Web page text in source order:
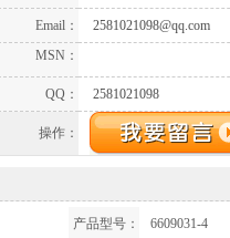
Email：
2581021098@qq.com
MSN：
QQ： 2581021098
操作：
产品型号： 6609031-4